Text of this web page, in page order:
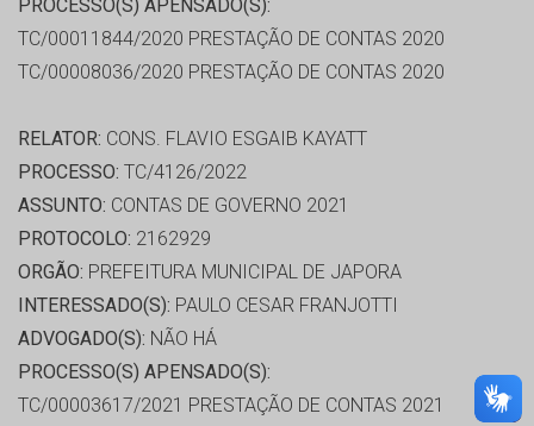
PROCESSO(S) APENSADO(S):
TC/00011844/2020 PRESTAÇÃO DE CONTAS 2020
TC/00008036/2020 PRESTAÇÃO DE CONTAS 2020
RELATOR: CONS. FLAVIO ESGAIB KAYATT
PROCESSO: TC/4126/2022
ASSUNTO: CONTAS DE GOVERNO 2021
PROTOCOLO: 2162929
ORGÃO: PREFEITURA MUNICIPAL DE JAPORA
INTERESSADO(S): PAULO CESAR FRANJOTTI
ADVOGADO(S): NÃO HÁ
PROCESSO(S) APENSADO(S):
TC/00003617/2021 PRESTAÇÃO DE CONTAS 2021